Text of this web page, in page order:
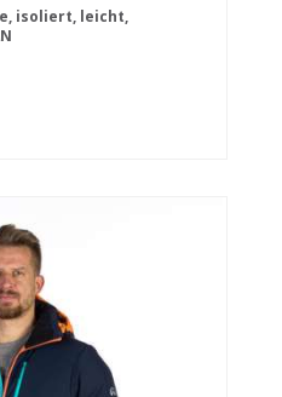
isoliert, leicht,